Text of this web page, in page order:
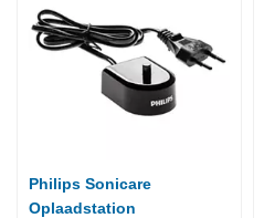
Philips Sonicare
Oplaadstation